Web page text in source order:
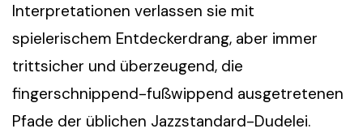
Interpretationen verlassen sie mit
spielerischem Entdeckerdrang, aber immer
trittsicher und überzeugend, die
fingerschnippend-fußwippend ausgetretenen
Pfade der üblichen Jazzstandard-Dudelei.